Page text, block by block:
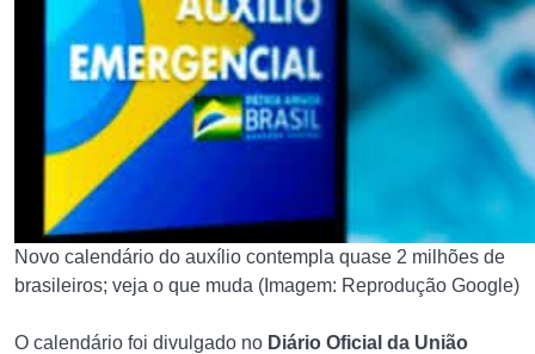
Novo calendário do auxílio contempla quase 2 milhões de
brasileiros; veja o que muda (Imagem: Reprodução Google)
O calendário foi divulgado no Diário Oficial da União